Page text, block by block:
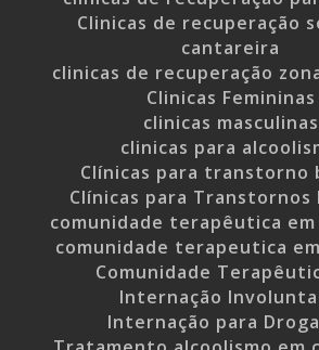
Clinicas de recuperação
cantareira
clinicas de recuperação
Clinicas Femininas
clinicas masculinas
clinicas para
Clínicas para transtorno
Clínicas para Transtornos
comunidade terapêutica
comunidade terapeutica
Comunidade
Internação
Internação para